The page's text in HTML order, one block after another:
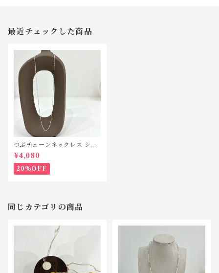
最近チェックした商品
つぶチェーンネックレス シル
バー925 N035
¥4,080
20%OFF
同じカテゴリの商品